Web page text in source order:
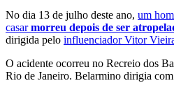
No dia 13 de julho deste ano, um
casarmorreu depois de ser
dirigida pelo influenciador Vitor
O acidente ocorreu no Recreio dos
Rio de Janeiro. Belarmino dirigia com